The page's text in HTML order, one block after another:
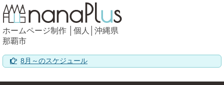
ホームページ制作 │個人│沖縄県
那覇市
8月～のスケジュール